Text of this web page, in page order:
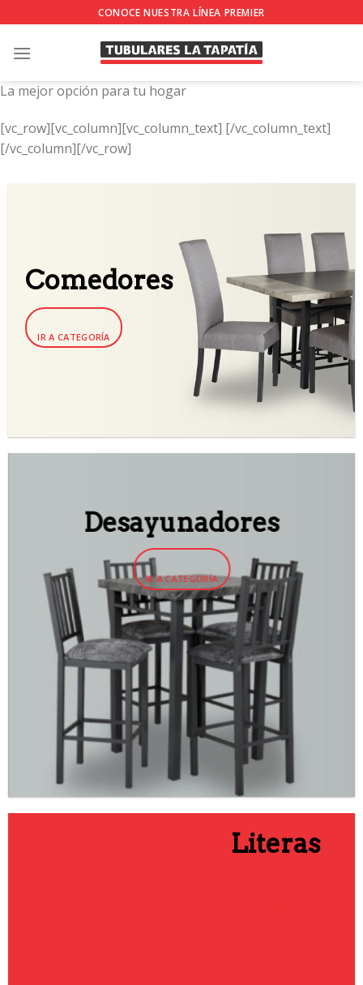
to
content
CONOCE NUESTRA LÍNEA PREMIER
La mejor opción para tu hogar
[vc_row][vc_column][vc_column_text] [/vc_column_text]
[/vc_column][/vc_row]
Comedores
IR A CATEGORÍA
Desayunadores
IR A CATEGORÍA
Literas